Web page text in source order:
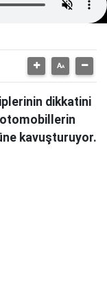
dikkatini
kavuşturuyor.